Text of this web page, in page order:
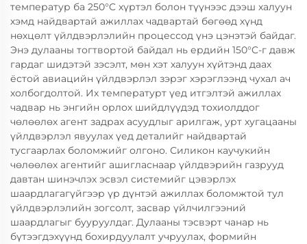
температур ба 250°C хүртэл болон түүнээс дээш халуун
хэмд найдвартай ажиллах чадвартай бөгөөд хүнд
нөхцөлт үйлдвэрлэлийн процессод үнэ цэнэтэй байдаг.
Энэ дулааны тогтвортой байдал нь ердийн 150°C-г давж
гардаг шидэтэй зэсэлт, мөн хэт халуун хүйтэнд даах
ёстой авиацийн үйлдвэрлэл зэрэг хэрэглээнд чухал ач
холбогдолтой. Их температурт үед итгэлтэй ажиллах
чадвар нь энгийн орлох шийдлүүдэд тохиолддог
чөлөөлөх агент задрах асуудлыг арилгаж, урт хугацааны
үйлдвэрлэл явуулах үед деталийг найдвартай
тусгаарлах боломжийг олгоно. Силикон каучукийн
чөлөөлөх агентийг ашигласнаар үйлдвэрийн газрууд
давтан шинэчлэх эсвэл системийг цэвэрлэх
шаардлагагүйгээр үр дүнтэй ажиллах боломжтой тул
үйлдвэрлэлийн зогсолт, засвар үйлчилгээний
шаардлагыг бууруулдаг. Дулааны тэсвэрт чанар нь
бүтээгдэхүүнд бохирдуулалт учруулах, формийн